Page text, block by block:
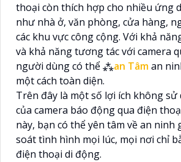
thoại còn thích hợp cho nhiều ứng
như nhà ở, văn phòng, cửa hàng,
các khu vực công cộng. Với khả
và khả năng tương tác với camera
người dùng có thể ⁂an Tâman
một cách toàn diện.
Trên đây là một số lợi ích không sử
của camera báo động qua điện
này, bạn có thể yên tâm về an ninh
soát tình hình mọi lúc, mọi nơi chỉ
điện thoại di động.